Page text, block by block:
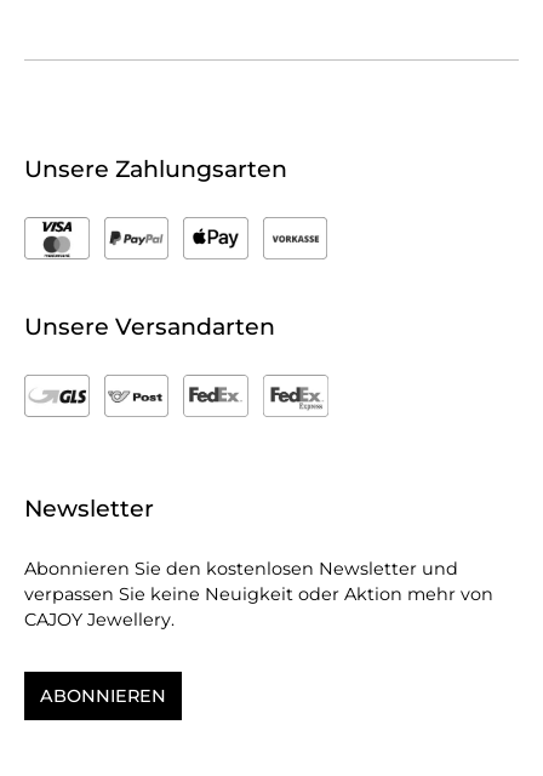
Unsere Zahlungsarten
Unsere Versandarten
Newsletter
Abonnieren Sie den kostenlosen Newsletter und
verpassen Sie keine Neuigkeit oder Aktion mehr von
CAJOY Jewellery.
ABONNIEREN